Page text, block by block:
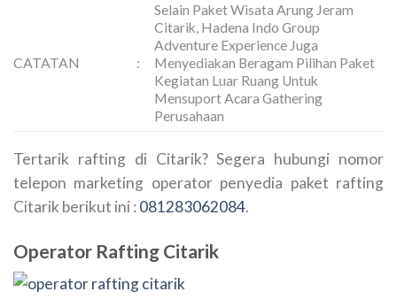
CATATAN :
Selain Paket Wisata Arung Jeram
Citarik, Hadena Indo Group
Adventure Experience Juga
Menyediakan Beragam Pilihan Paket
Kegiatan Luar Ruang Untuk
Mensuport Acara Gathering
Perusahaan
Tertarik rafting di Citarik? Segera hubungi nomor
telepon marketing operator penyedia paket rafting
Citarik berikut ini : 081283062084.
Operator Rafting Citarik